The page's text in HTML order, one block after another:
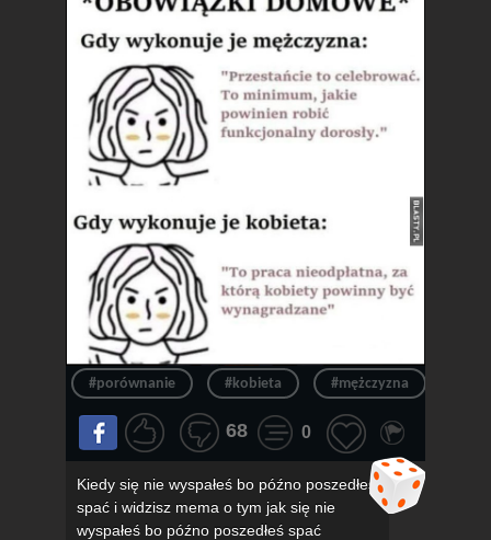
#porównanie #kobieta #mężczyzna
68 0
Kiedy się nie wyspałeś bo późno poszedłeś
spać i widzisz mema o tym jak się nie
wyspałeś bo późno poszedłeś spać